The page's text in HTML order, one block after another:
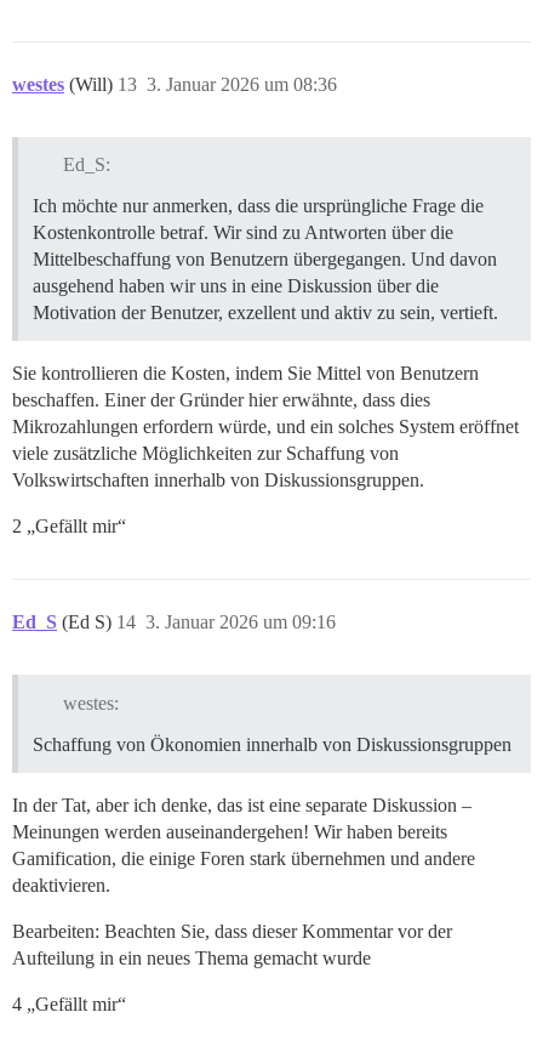
westes (Will) 3. Januar 2026 um 08:36
13
Ed_S:
Ich möchte nur anmerken, dass die ursprüngliche Frage die
Kostenkontrolle betraf. Wir sind zu Antworten über die
Mittelbeschaffung von Benutzern übergegangen. Und davon
ausgehend haben wir uns in eine Diskussion über die
Motivation der Benutzer, exzellent und aktiv zu sein, vertieft.
Sie kontrollieren die Kosten, indem Sie Mittel von Benutzern
beschaffen. Einer der Gründer hier erwähnte, dass dies
Mikrozahlungen erfordern würde, und ein solches System eröffnet
viele zusätzliche Möglichkeiten zur Schaffung von
Volkswirtschaften innerhalb von Diskussionsgruppen.
2 „Gefällt mir“
Ed_S (Ed S) 3. Januar 2026 um 09:16
14
westes:
Schaffung von Ökonomien innerhalb von Diskussionsgruppen
In der Tat, aber ich denke, das ist eine separate Diskussion –
Meinungen werden auseinandergehen! Wir haben bereits
Gamification, die einige Foren stark übernehmen und andere
deaktivieren.
Bearbeiten: Beachten Sie, dass dieser Kommentar vor der
Aufteilung in ein neues Thema gemacht wurde
4 „Gefällt mir“